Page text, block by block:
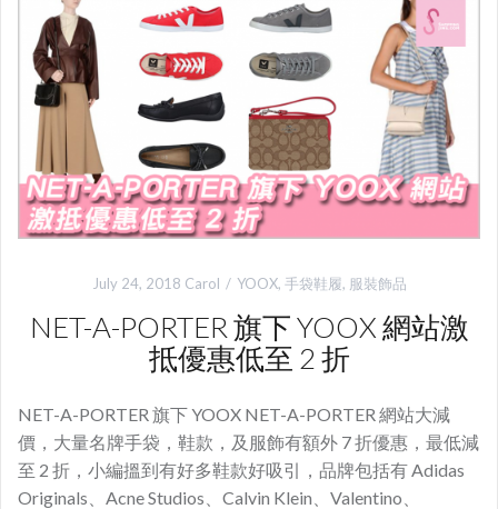
July 24, 2018 Carol YOOX, 手袋鞋履, 服裝飾品
NET-A-PORTER 旗下 YOOX 網站激
抵優惠低至 2 折
NET-A-PORTER 旗下 YOOX NET-A-PORTER 網站大減
價，大量名牌手袋，鞋款，及服飾有額外 7 折優惠，最低減
至 2 折，小編搵到有好多鞋款好吸引，品牌包括有 Adidas
Originals、Acne Studios、Calvin Klein、Valentino、